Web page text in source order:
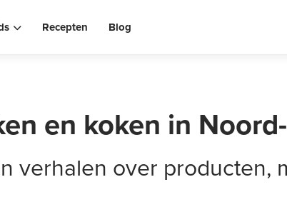
Recepten Blog
en koken in
verhalen over producten,